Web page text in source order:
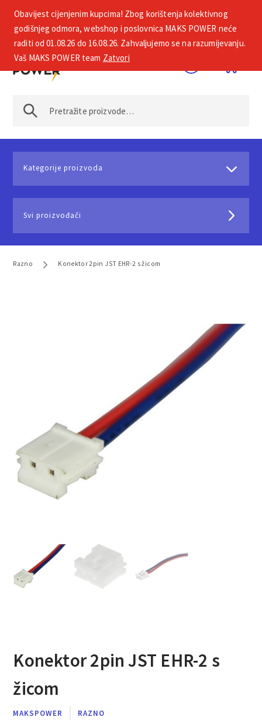
+385 1 2002 575
Kategorije proizvoda
Svi proizvođači
Razno Konektor 2pin JST EHR-2 s žicom
Konektor 2pin JST EHR-2 s
žicom
MAKSPOWER RAZNO
Obavijest cijenjenim kupcima! Zbog korištenja kolektivnog
godišnjeg odmora, webshop i poslovnica MAKS POWER neće
raditi od 01.08.26 do 16.08.26. Zahvaljujemo se na razumijevanju.
Vaš MAKS POWER team Zatvori